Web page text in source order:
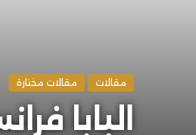
مقالات مقالات مختارة
البابا